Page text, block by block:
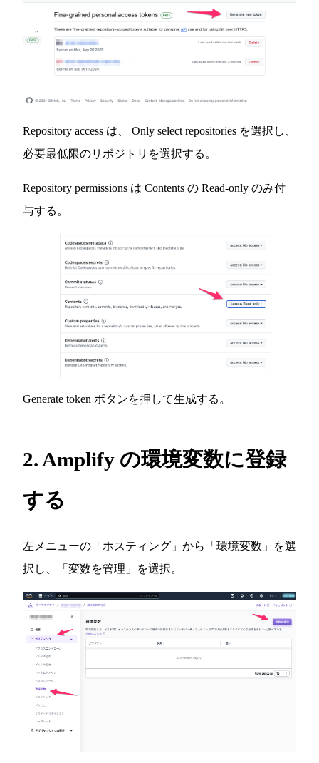
Repository access は、 Only select repositories を選択し、
必要最低限のリポジトリを選択する。
Repository permissions は Contents の Read-only のみ付
与する。
Generate token ボタンを押して生成する。
2. Amplify の環境変数に登録
する
左メニューの「ホスティング」から「環境変数」を選
択し、「変数を管理」を選択。